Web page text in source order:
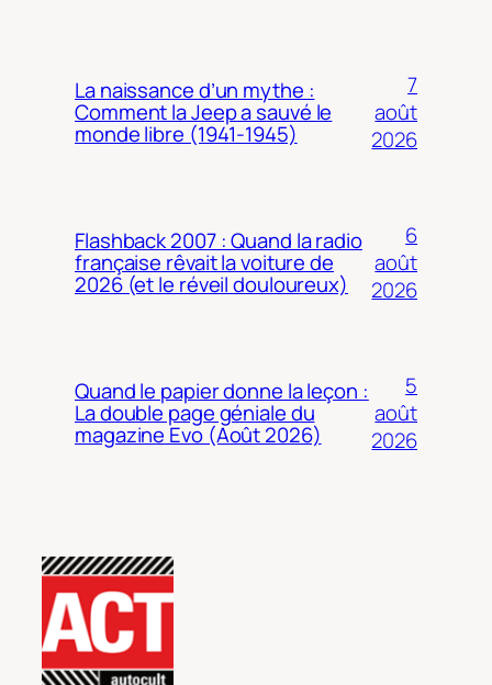
La naissance d’un mythe :
Comment la Jeep a sauvé le
monde libre (1941-1945)
7
août
2026
Flashback 2007 : Quand la radio
française rêvait la voiture de
2026 (et le réveil douloureux)
6
août
2026
Quand le papier donne la leçon :
La double page géniale du
magazine Evo (Août 2026)
5
août
2026